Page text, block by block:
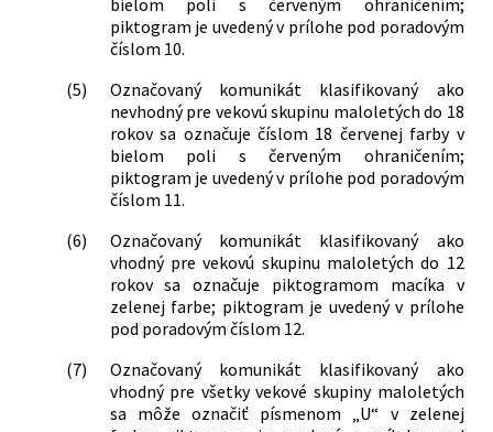
piktogram je uvedený v prílohe pod poradovým
číslom 10.
(5)
Označovaný komunikát klasifikovaný ako
nevhodný pre vekovú skupinu maloletých do 18
rokov sa označuje číslom 18 červenej farby v
bielom poli s červeným ohraničením;
piktogram je uvedený v prílohe pod poradovým
číslom 11.
(6)
Označovaný komunikát klasifikovaný ako
vhodný pre vekovú skupinu maloletých do 12
rokov sa označuje piktogramom macíka v
zelenej farbe; piktogram je uvedený v prílohe
pod poradovým číslom 12.
(7)
Označovaný komunikát klasifikovaný ako
vhodný pre všetky vekové skupiny maloletých
sa môže označiť písmenom „U“ v zelenej